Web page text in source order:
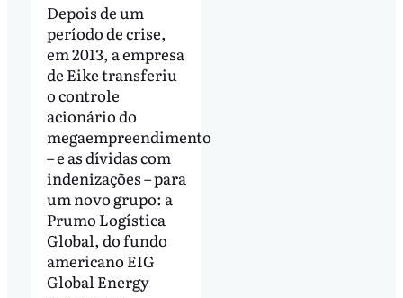
Depois de um
período de crise,
em 2013, a empresa
de Eike transferiu
o controle
acionário do
megaempreendimento
– e as dívidas com
indenizações – para
um novo grupo: a
Prumo Logística
Global, do fundo
americano EIG
Global Energy